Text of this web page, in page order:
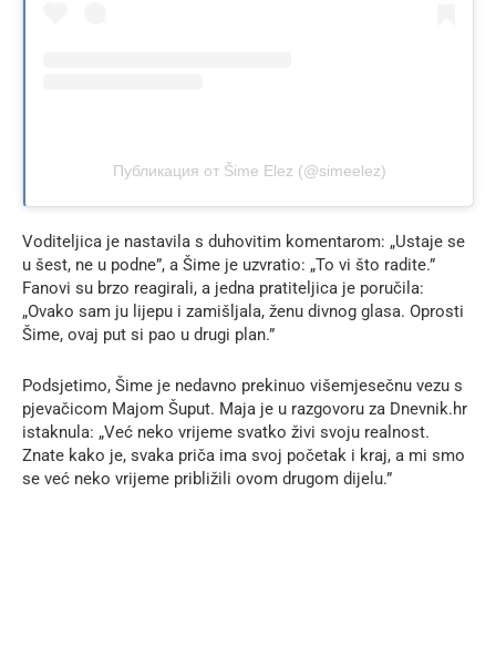
Публикация от Šime Elez (@simeelez)
Voditeljica je nastavila s duhovitim komentarom: „Ustaje se
u šest, ne u podne”, a Šime je uzvratio: „To vi što radite.”
Fanovi su brzo reagirali, a jedna pratiteljica je poručila:
„Ovako sam ju lijepu i zamišljala, ženu divnog glasa. Oprosti
Šime, ovaj put si pao u drugi plan.”
Podsjetimo, Šime je nedavno prekinuo višemjesečnu vezu s
pjevačicom Majom Šuput. Maja je u razgovoru za Dnevnik.hr
istaknula: „Već neko vrijeme svatko živi svoju realnost.
Znate kako je, svaka priča ima svoj početak i kraj, a mi smo
se već neko vrijeme približili ovom drugom dijelu.”